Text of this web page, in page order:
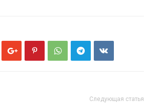
Следующая статья